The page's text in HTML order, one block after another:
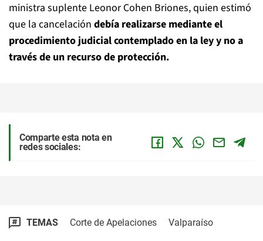
ministra suplente Leonor Cohen Briones, quien estimó
que la cancelación debía realizarse mediante el
procedimiento judicial contemplado en la ley y no a
través de un recurso de protección.
Comparte esta nota en
redes sociales:
TEMAS Corte de Apelaciones Valparaíso